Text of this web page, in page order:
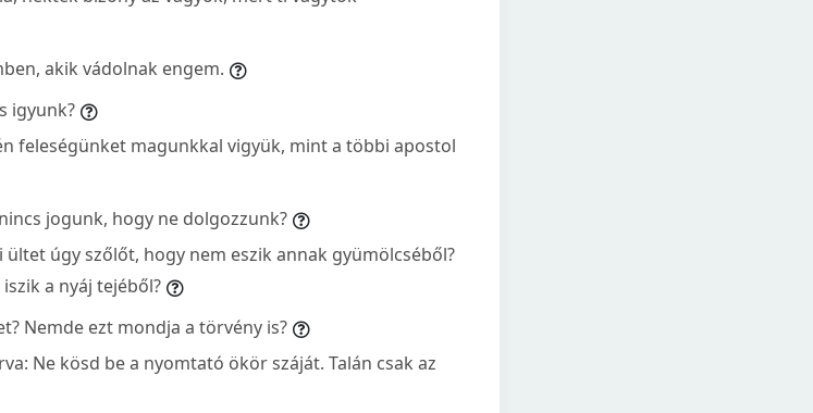
akik vádolnak engem.
igyunk?
feleségünket magunkkal vigyük, mint a többi apostol
jogunk, hogy ne dolgozzunk?
ültet úgy szőlőt, hogy nem eszik annak gyümölcséből?
a nyáj tejéből?
Nemde ezt mondja a törvény is?
Ne kösd be a nyomtató ökör száját. Talán csak az